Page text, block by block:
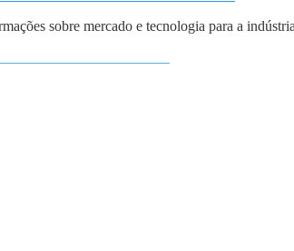
sobre mercado e tecnologia para a